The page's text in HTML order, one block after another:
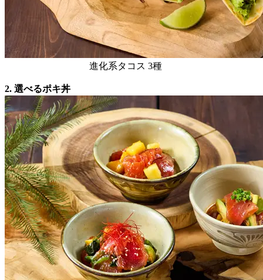
進化系タコス 3種
2. 選べるポキ丼